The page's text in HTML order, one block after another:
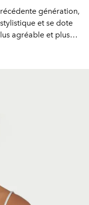
génération,
et se dote
agréable et plus
C5 Aircross a